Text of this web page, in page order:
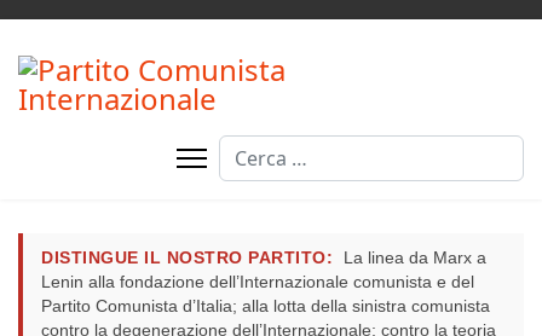
Cerca
DISTINGUE IL NOSTRO PARTITO:
La linea da Marx a
Lenin alla fondazione dell’Internazionale comunista e del
Partito Comunista d’Italia; alla lotta della sinistra comunista
contro la degenerazione dell’Internazionale; contro la teoria